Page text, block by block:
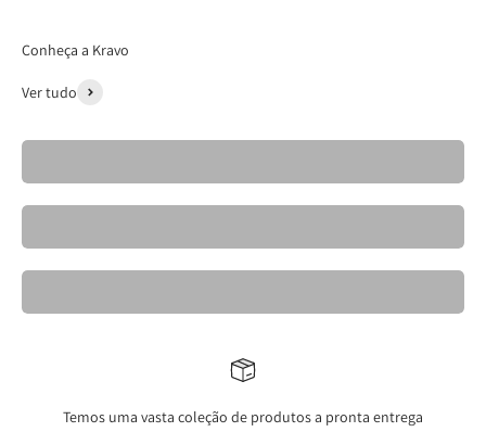
Conheça a Kravo
Ver tudo
Cadeiras- Kravo 26
Banquetas Kravo
Mesas de Jantar Elegantes- Kravo
Temos uma vasta coleção de produtos a pronta entrega